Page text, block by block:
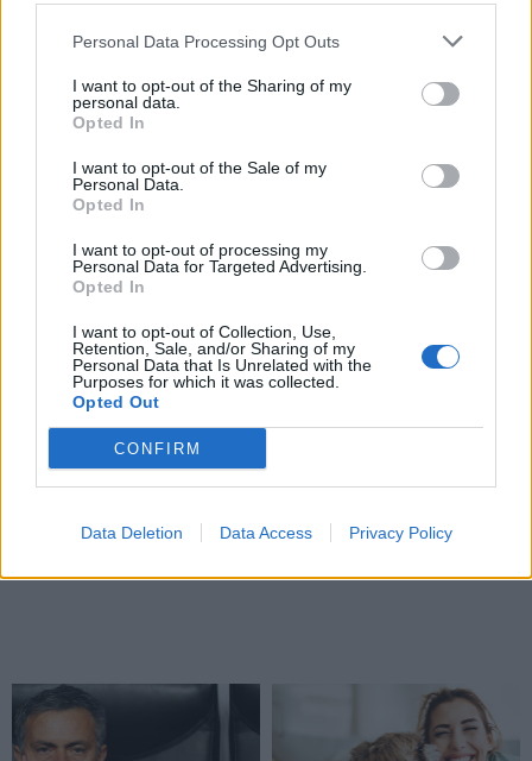
Personal Data Processing Opt Outs
I want to opt-out of the Sharing of my
personal data.
Opted In
I want to opt-out of the Sale of my
Personal Data.
Opted In
I want to opt-out of processing my
Personal Data for Targeted Advertising.
Opted In
I want to opt-out of Collection, Use,
Retention, Sale, and/or Sharing of my
Personal Data that Is Unrelated with the
Purposes for which it was collected.
Opted Out
CONFIRM
Data Deletion Data Access Privacy Policy
dabar
Laisvalaikis
Kūno kalbos testas:
pasirinkite gestą ir
sužinokite, kas trukdo
atsipalaiduoti(1)
Rugpjūčio 9-ąją vardo
dieną švenčia